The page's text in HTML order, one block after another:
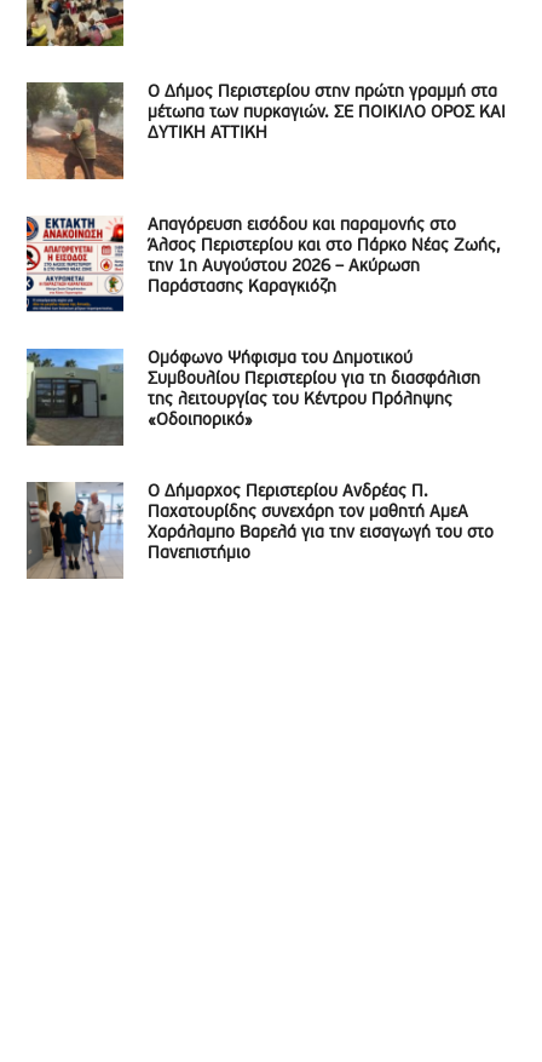
Ο Δήμος Περιστερίου στην πρώτη γραμμή στα
μέτωπα των πυρκαγιών. ΣΕ ΠΟΙΚΙΛΟ ΟΡΟΣ ΚΑΙ
ΔΥΤΙΚΗ ΑΤΤΙΚΗ
Απαγόρευση εισόδου και παραμονής στο
Άλσος Περιστερίου και στο Πάρκο Νέας Ζωής,
την 1η Αυγούστου 2026 – Ακύρωση
Παράστασης Καραγκιόζη
Ομόφωνο Ψήφισμα του Δημοτικού
Συμβουλίου Περιστερίου για τη διασφάλιση
της λειτουργίας του Κέντρου Πρόληψης
«Οδοιπορικό»
Ο Δήμαρχος Περιστερίου Ανδρέας Π.
Παχατουρίδης συνεχάρη τον μαθητή ΑμεΑ
Χαράλαμπο Βαρελά για την εισαγωγή του στο
Πανεπιστήμιο